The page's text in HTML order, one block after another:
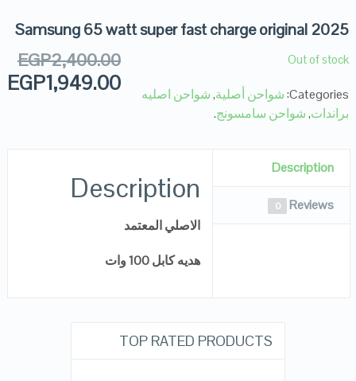
Samsung 65 watt super fast charge original 2025
EGP2,400.00
EGP1,949.00
Out of stock
Categories: شواحن أصلية,شواحن اصليه
براندات,شواحن سامسونج.
Description
Reviews
0
Description
الاصلي المعتمد
هديه كابل 100 وات
TOP RATED PRODUCTS